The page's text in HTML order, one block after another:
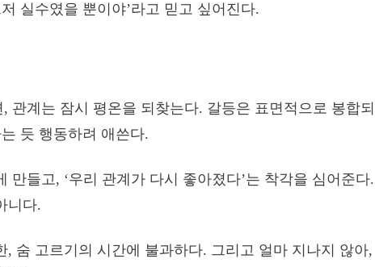
실수였을 뿐이야’라고 믿고 싶어진다.
관계는 잠시 평온을 되찾는다. 갈등은 표면적으로 봉합되
듯 행동하려 애쓴다.
만들고, ‘우리 관계가 다시 좋아졌다’는 착각을 심어준다.
니다.
, 숨 고르기의 시간에 불과하다. 그리고 얼마 지나지 않아,